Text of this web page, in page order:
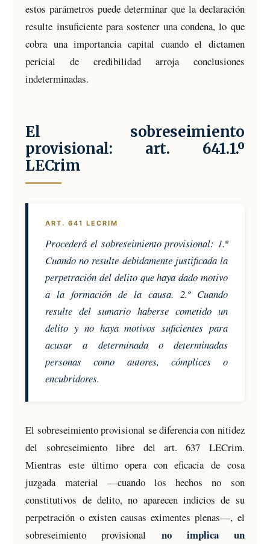
estos parámetros puede determinar que la declaración
resulte insuficiente para sostener una condena, lo que
cobra una importancia capital cuando el dictamen
pericial de credibilidad arroja conclusiones
indeterminadas.
El sobreseimiento
provisional: art. 641.1.º
LECrim
ART. 641 LECRIM
Procederá el sobreseimiento provisional: 1.º
Cuando no resulte debidamente justificada la
perpetración del delito que haya dado motivo
a la formación de la causa. 2.º Cuando
resulte del sumario haberse cometido un
delito y no haya motivos suficientes para
acusar a determinada o determinadas
personas como autores, cómplices o
encubridores.
El sobreseimiento provisional se diferencia con nitidez
del sobreseimiento libre del art. 637 LECrim.
Mientras este último opera con eficacia de cosa
juzgada material —cuando los hechos no son
constitutivos de delito, no aparecen indicios de su
perpetración o existen causas eximentes plenas—, el
sobreseimiento provisional no implica un